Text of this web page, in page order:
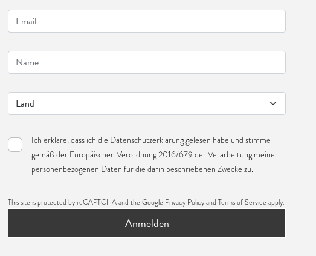
Ich erkläre, dass ich die Datenschutzerklärunggelesen habe und stimme
gemäß der Europäischen Verordnung 2016/679 der Verarbeitung meiner
personenbezogenen Daten für die darin beschriebenen Zwecke zu.
This site is protected by reCAPTCHA and the Google Privacy Policyand Terms of Service apply.
Anmelden